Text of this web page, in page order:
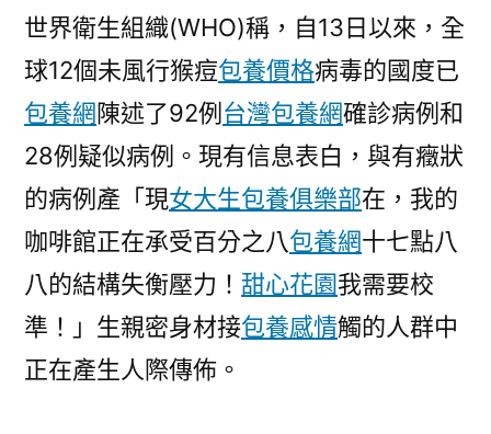
世界衛生組織(WHO)稱，自13日以來，全
球12個未風行猴痘包養價格病毒的國度已
包養網陳述了92例 台灣包養網確診病例和
28例疑似病例。現有信息表白，與有癥狀
的病例產「現女大生包養俱樂部在，我的
咖啡館正在承受百分之八包養網十七點八
八的結構失衡壓力！ 甜心花園我需要校
準！」生親密身材接包養感情觸的人群中
正在產生人際傳佈。